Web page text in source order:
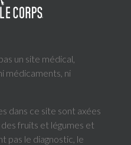
un site médical,
médicaments, ni
dans ce site sont axées
fruits et légumes et
pas le diagnostic, le